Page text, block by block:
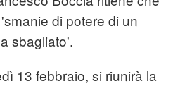
di potere di un
sbagliato'.
13 febbraio, si riunirà la